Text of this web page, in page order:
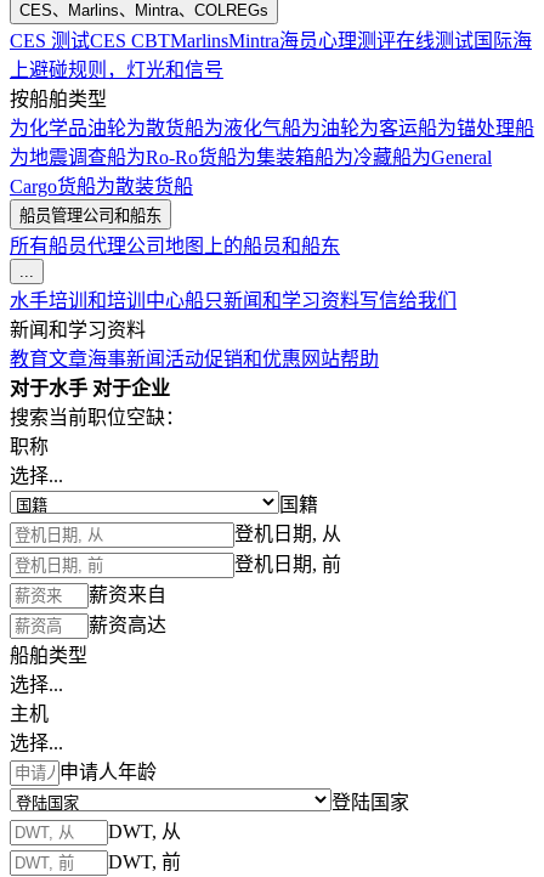
CES、Marlins、Mintra、COLREGs
CES 测试CES CBTMarlinsMintra海员心理测评在线测试国际海
上避碰规则，灯光和信号
按船舶类型
为化学品油轮为散货船为液化气船为油轮为客运船为锚处理船
为地震调查船为Ro-Ro货船为集装箱船为冷藏船为General
Cargo货船为散装货船
船员管理公司和船东
所有船员代理公司地图上的船员和船东
...
水手培训和培训中心船只新闻和学习资料写信给我们
新闻和学习资料
教育文章海事新闻活动促销和优惠 网站帮助
对于水手 对于企业
搜索当前职位空缺：
职称
选择...
国籍
登机日期, 从
登机日期, 前
薪资来自
薪资高达
船舶类型
选择...
主机
选择...
申请人年龄
登陆国家
DWT, 从
DWT, 前